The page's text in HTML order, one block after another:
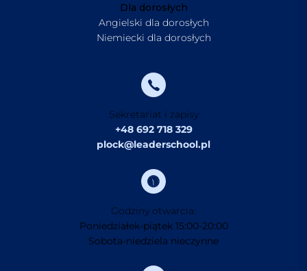
Dla dorosłych
Angielski dla dorosłych
Niemiecki dla dorosłych
Sekretariat i zapisy
+48 692 718 329
plock@leaderschool.pl
Godziny otwarcia:
Poniedziałek-piątek 15:00-20:00
Sobota-niedziela nieczynne